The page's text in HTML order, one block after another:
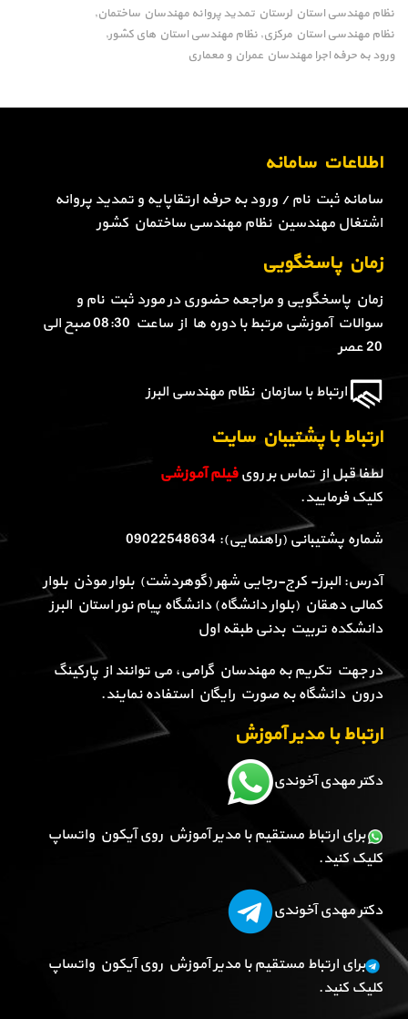
نظام مهندسی استان لرستان تمدید پروانه مهندسان ساختمان,
نظام مهندسی استان مرکزی, نظام مهندسی استان های کشور,
ورود به حرفه اجرا مهندسان عمران و معماری
اطلاعات سامانه
سامانه ثبت نام / ورود به حرفه ارتقاپایه و تمدید پروانه
اشتغال مهندسین نظام مهندسی ساختمان کشور
زمان پاسخگویی
زمان پاسخگویی و مراجعه حضوری در مورد ثبت نام و
سوالات آموزشی مرتبط با دوره ها از ساعت 08:30 صبح الی
20 عصر
ارتباط با سازمان نظام مهندسی البرز
ارتباط با پشتیبان سایت
لطفا قبل از تماس بر رویفیلم آموزشی
کلیک فرمایید.
شماره پشتیبانی (راهنمایی): 09022548634
آدرس: البرز- کرج-رجایی شهر (گوهردشت) بلوار موذن بلوار
کمالی دهقان (بلوار دانشگاه) دانشگاه پیام نور استان البرز
دانشکده تربیت بدنی طبقه اول
در جهت تکریم به مهندسان گرامی، می توانند از پارکینگ
درون دانشگاه به صورت رایگان استفاده نمایند.
ارتباط با مدیر آموزش
دکتر مهدی آخوندی
برای ارتباط مستقیم با مدیر آموزش روی آیکون واتساپ
کلیک کنید.
دکتر مهدی آخوندی
برای ارتباط مستقیم با مدیر آموزش روی آیکون واتساپ
کلیک کنید.